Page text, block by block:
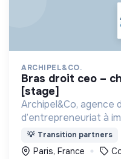
ARCHIPEL&CO.
bras droit ceo – chief of staff junior
[stage]
Archipel&Co, agence
d’entrepreneuriat à impact Depuis 15
accompagnons nos
mise en œuvre de
💡 Transition partners
Paris, France